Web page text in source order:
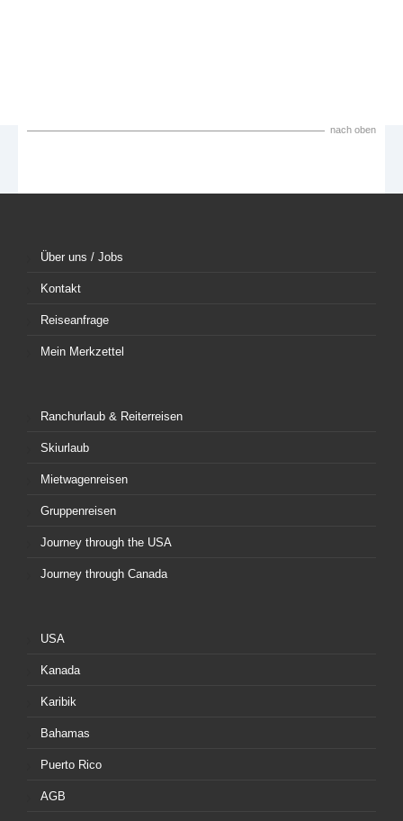
nach oben
Über uns / Jobs
Kontakt
Reiseanfrage
Mein Merkzettel
Ranchurlaub & Reiterreisen
Skiurlaub
Mietwagenreisen
Gruppenreisen
Journey through the USA
Journey through Canada
USA
Kanada
Karibik
Bahamas
Puerto Rico
AGB